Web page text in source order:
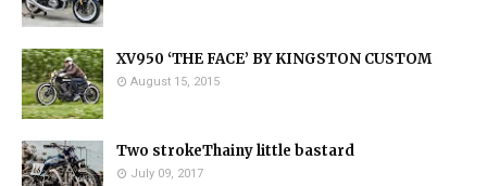
XV950 ‘THE FACE’ BY KINGSTON CUSTOM
August 15, 2015
Two strokeThainy little bastard
July 09, 2017